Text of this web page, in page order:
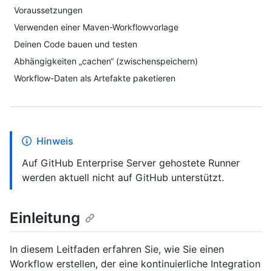
Voraussetzungen
Verwenden einer Maven-Workflowvorlage
Deinen Code bauen und testen
Abhängigkeiten „cachen“ (zwischenspeichern)
Workflow-Daten als Artefakte paketieren
Hinweis
Auf GitHub Enterprise Server gehostete Runner
werden aktuell nicht auf GitHub unterstützt.
Einleitung
In diesem Leitfaden erfahren Sie, wie Sie einen
Workflow erstellen, der eine kontinuierliche Integration